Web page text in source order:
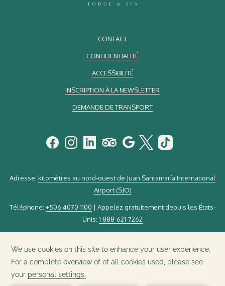
CONTACT
CONFIDENTIALITÉ
ACCESSIBILITÉ
INSCRIPTION À LA NEWSLETTER
DEMANDE DE TRANSPORT
Adresse: kilomètres au nord-ouest de Juan Santamaría International
Airport (SJO)
Téléphone: +506 4070 1100 | Appelez gratuitement depuis les États-
Unis: 1 888-621-7262
©